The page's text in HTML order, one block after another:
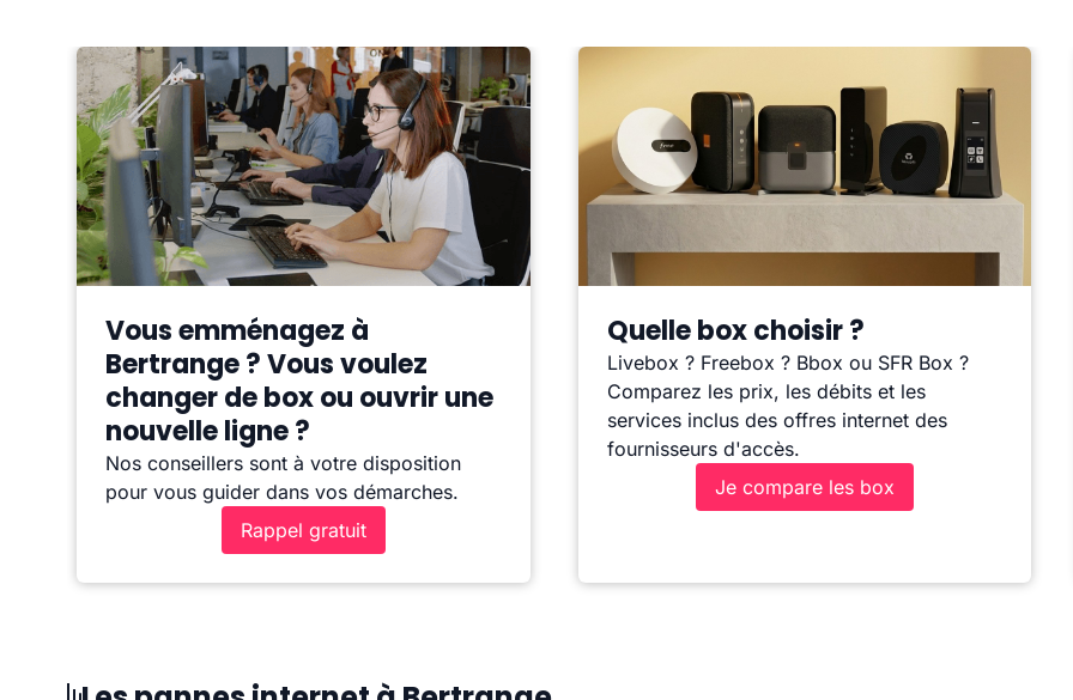
Vous emménagez à
Bertrange ? Vous voulez
changer de box ou ouvrir une
nouvelle ligne ?
Nos conseillers sont à votre disposition
pour vous guider dans vos démarches.
Rappel gratuit
Quelle box choisir ?
Livebox ? Freebox ? Bbox ou SFR Box ?
Comparez les prix, les débits et les
services inclus des offres internet des
fournisseurs d'accès.
Je compare les box